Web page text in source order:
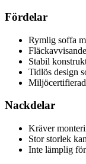
Fördelar
Rymlig soffa
Stabil
Tidlös design
Nackdelar
Kräver
Stor storlek
Inte lämplig